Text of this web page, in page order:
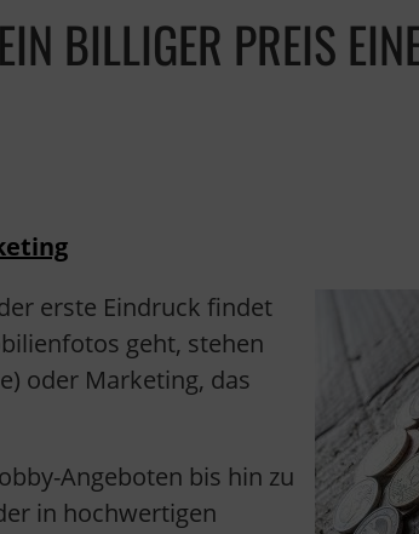
BILLIGER PREIS
erste Eindruck findet
geht, stehen
oder Marketing, das
Angeboten bis hin zu
in hochwertigen